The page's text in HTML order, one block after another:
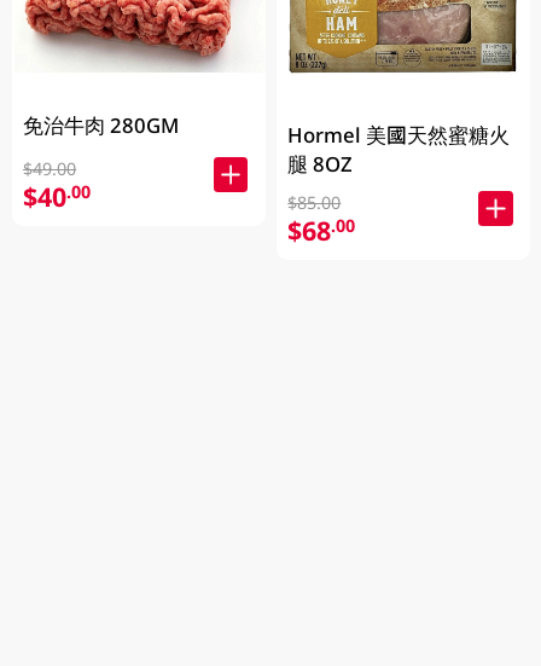
免治牛肉 280GM
$49.00
$40.00
Hormel 美國天然蜜糖火
腿 8OZ
$85.00
$68.00